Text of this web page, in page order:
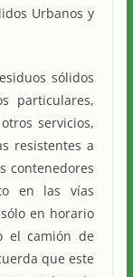
Urbanos y
sólidos
particulares,
servicios,
resistentes a
contenedores
en las vías
en horario
el camión de
que este